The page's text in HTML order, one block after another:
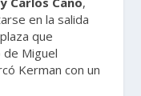
en la salida
que
Miguel
Kerman con un